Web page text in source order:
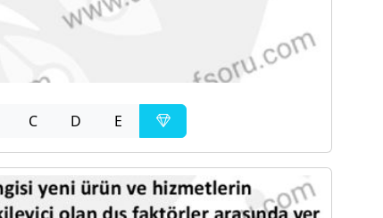
C D E